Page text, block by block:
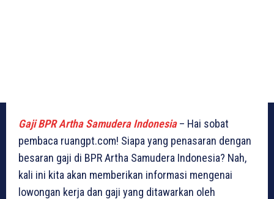
Gaji BPR Artha Samudera Indonesia– Hai sobat
pembaca ruangpt.com! Siapa yang penasaran dengan
besaran gaji di BPR Artha Samudera Indonesia? Nah,
kali ini kita akan memberikan informasi mengenai
lowongan kerja dan gaji yang ditawarkan oleh